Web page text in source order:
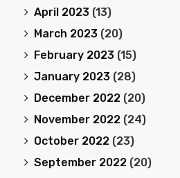
April 2023 (13)
March 2023 (20)
February 2023 (15)
January 2023 (28)
December 2022 (20)
November 2022 (24)
October 2022 (23)
September 2022 (20)